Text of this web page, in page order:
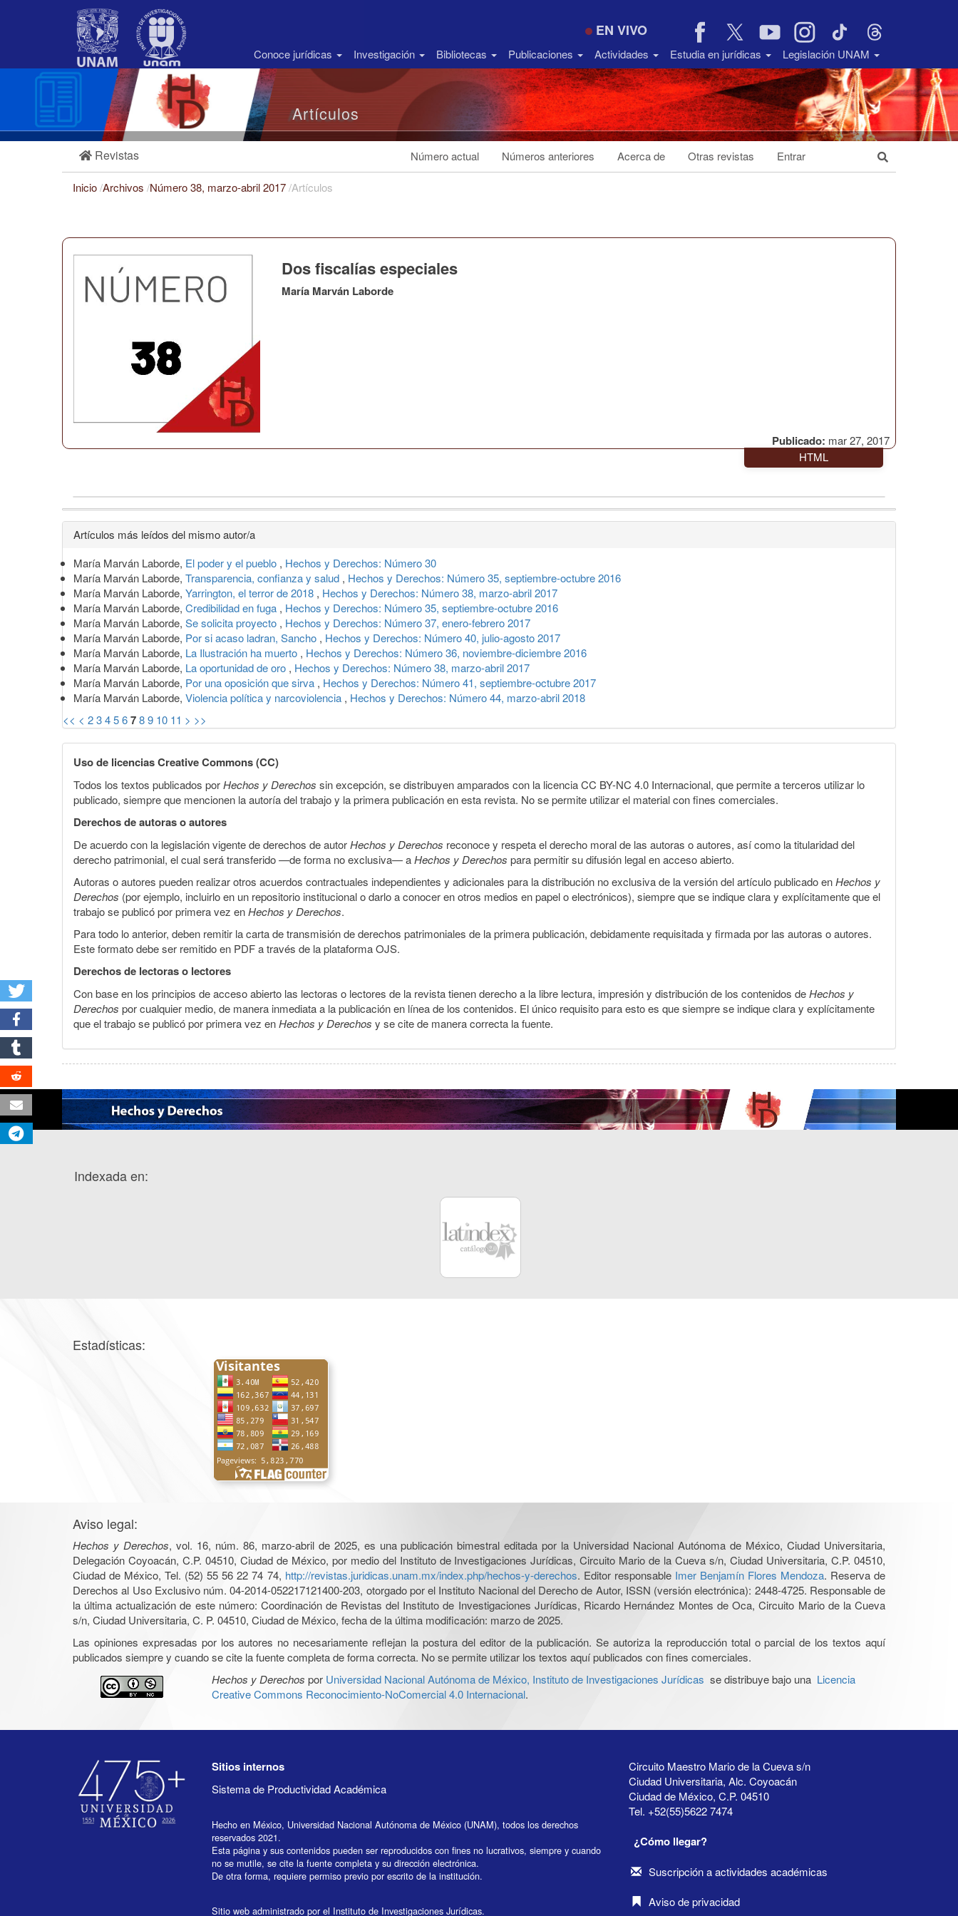
Barra
EN VIVO
Conoce jurídicas Investigación Bibliotecas Publicaciones Actividades Estudia en jurídicas Legislación UNAM
Artículos
Revistas Número actual Números anteriores Acerca de Otras revistas Entrar
Inicio/Archivos /Número 38, marzo-abril 2017/Artículos
Publicado: mar 27, 2017
Dos fiscalías especiales
María Marván Laborde
HTML
Detalles
del
artículo
Artículos más leídos del mismo autor/a
María Marván Laborde, El poder y el pueblo , Hechos y Derechos: Número 30
María Marván Laborde, Transparencia, confianza y salud , Hechos y Derechos: Número 35, septiembre-octubre 2016
María Marván Laborde, Yarrington, el terror de 2018 , Hechos y Derechos: Número 38, marzo-abril 2017
María Marván Laborde, Credibilidad en fuga , Hechos y Derechos: Número 35, septiembre-octubre 2016
María Marván Laborde, Se solicita proyecto , Hechos y Derechos: Número 37, enero-febrero 2017
María Marván Laborde, Por si acaso ladran, Sancho , Hechos y Derechos: Número 40, julio-agosto 2017
María Marván Laborde, La Ilustración ha muerto , Hechos y Derechos: Número 36, noviembre-diciembre 2016
María Marván Laborde, La oportunidad de oro , Hechos y Derechos: Número 38, marzo-abril 2017
María Marván Laborde, Por una oposición que sirva , Hechos y Derechos: Número 41, septiembre-octubre 2017
María Marván Laborde, Violencia política y narcoviolencia , Hechos y Derechos: Número 44, marzo-abril 2018
<< < 23456789 10 11 > >>
Uso de licencias Creative Commons (CC)
Todos los textos publicados porHechos y Derechos sin excepción, se distribuyen amparados con la licencia CC BY-NC 4.0 Internacional, que permite a terceros utilizar lo
publicado, siempre que mencionen la autoría del trabajo y la primera publicación en esta revista. No se permite utilizar el material con fines comerciales.
Derechos de autoras o autores
De acuerdo con la legislación vigente de derechos de autorHechos y Derechos reconoce y respeta el derecho moral de las autoras o autores, así como la titularidad del
derecho patrimonial, el cual será transferido —de forma no exclusiva— aHechos y Derechos para permitir su difusión legal en acceso abierto.
Autoras o autores pueden realizar otros acuerdos contractuales independientes y adicionales para la distribución no exclusiva de la versión del artículo publicado enHechos y
Derechos (por ejemplo, incluirlo en un repositorio institucional o darlo a conocer en otros medios en papel o electrónicos), siempre que se indique clara y explícitamente que el
trabajo se publicó por primera vez enHechos y Derechos.
Para todo lo anterior, deben remitir la carta de transmisión de derechos patrimoniales de la primera publicación, debidamente requisitada y firmada por las autoras o autores.
Este formato debe ser remitido en PDF a través de la plataforma OJS.
Derechos de lectoras o lectores
Con base en los principios de acceso abierto las lectoras o lectores de la revista tienen derecho a la libre lectura, impresión y distribución de los contenidos deHechos y
Derechos por cualquier medio, de manera inmediata a la publicación en línea de los contenidos. El único requisito para esto es que siempre se indique clara y explícitamente
que el trabajo se publicó por primera vez enHechos y Derechos y se cite de manera correcta la fuente.
Indexada en:
Estadísticas:
Aviso legal:
Hechos y Derechos, vol. 16, núm. 86, marzo-abril de 2025, es una publicación bimestral editada por la Universidad Nacional Autónoma de México, Ciudad Universitaria,
Delegación Coyoacán, C.P. 04510, Ciudad de México, por medio del Instituto de Investigaciones Jurídicas, Circuito Mario de la Cueva s/n, Ciudad Universitaria, C.P. 04510,
Ciudad de México, Tel. (52) 55 56 22 74 74, http://revistas.juridicas.unam.mx/index.php/hechos-y-derechos. Editor responsable Imer Benjamín Flores Mendoza. Reserva de
Derechos al Uso Exclusivo núm. 04-2014-052217121400-203, otorgado por el Instituto Nacional del Derecho de Autor, ISSN (versión electrónica): 2448-4725. Responsable de
la última actualización de este número: Coordinación de Revistas del Instituto de Investigaciones Jurídicas, Ricardo Hernández Montes de Oca, Circuito Mario de la Cueva
s/n, Ciudad Universitaria, C. P. 04510, Ciudad de México, fecha de la última modificación: marzo de 2025.
Las opiniones expresadas por los autores no necesariamente reflejan la postura del editor de la publicación. Se autoriza la reproducción total o parcial de los textos aquí
publicados siempre y cuando se cite la fuente completa de forma correcta. No se permite utilizar los textos aquí publicados con fines comerciales.
Hechos y Derechos por Universidad Nacional Autónoma de México, Instituto de Investigaciones Jurídicas se distribuye bajo una Licencia
Creative Commons Reconocimiento-NoComercial 4.0 Internacional.
Sitios internos
Sistema de Productividad Académica
Hecho en México, Universidad Nacional Autónoma de México (UNAM), todos los derechos
reservados 2021.
Esta página y sus contenidos pueden ser reproducidos con fines no lucrativos, siempre y cuando
no se mutile, se cite la fuente completa y su dirección electrónica.
De otra forma, requiere permiso previo por escrito de la institución.
Sitio web administrado por el Instituto de Investigaciones Jurídicas.
Circuito Maestro Mario de la Cueva s/n
Ciudad Universitaria, Alc. Coyoacán
Ciudad de México, C.P. 04510
Tel. +52(55)5622 7474
¿Cómo llegar?
Suscripción a actividades académicas
Aviso de privacidad